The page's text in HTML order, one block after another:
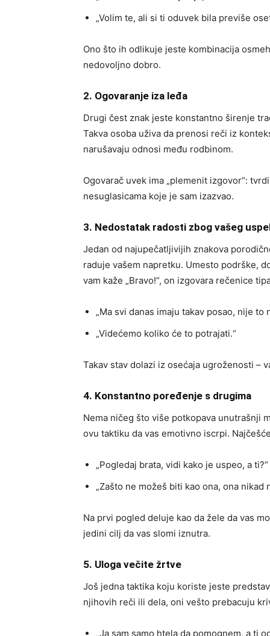
„Volim te, ali si ti oduvek bila previše
Ono što ih odlikuje jeste kombinacija
nedovoljno dobro.
2. Ogovaranje iza leđa
Drugi čest znak jeste konstantno širenje
Takva osoba uživa da prenosi reči iz
narušavaju odnosi među rodbinom.
Ogovarač uvek ima „plemenit izgovor“:
nesuglasicama koje je sam izazvao.
3. Nedostatak radosti zbog vašeg
Jedan od najupečatljivijih znakova
raduje vašem napretku. Umesto podrške,
vam kaže „Bravo!“, on izgovara rečenice
„Ma svi danas imaju takav posao, nije to
„Videćemo koliko će to potrajati.“
Takav stav dolazi iz osećaja ugroženosti –
4. Konstantno poređenje s drugima
Nema ničeg što više potkopava unutrašnji
ovu taktiku da vas emotivno iscrpi.
„Pogledaj brata, vidi kako je uspeo, a ti?“
„Zašto ne možeš biti kao ona, ona nikad
Na prvi pogled deluje kao da žele da vas
jedini cilj da vas slomi iznutra.
5. Uloga večite žrtve
Još jedna taktika koju koriste jeste
njihovih reči ili dela, oni vešto prebacuju
„Ja sam samo htela da pomognem, a ti